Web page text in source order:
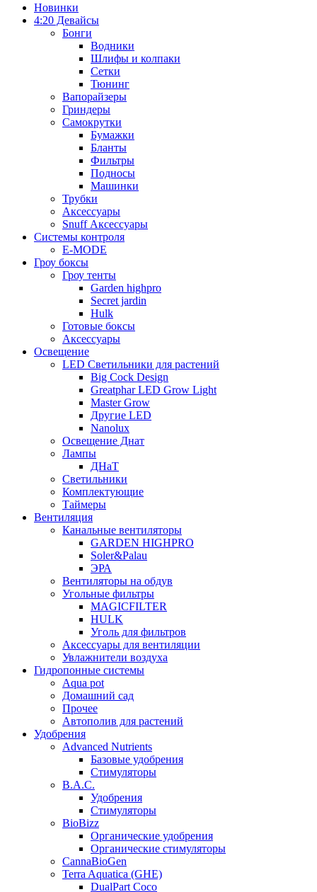
Новинки
4:20 Девайсы
Бонги
Водники
Шлифы и колпаки
Сетки
Тюнинг
Вапорайзеры
Гриндеры
Самокрутки
Бумажки
Бланты
Фильтры
Подносы
Машинки
Трубки
Аксессуары
Snuff Аксессуары
Системы контроля
E-MODE
Гроу боксы
Гроу тенты
Garden highpro
Secret jardin
Hulk
Готовые боксы
Аксессуары
Освещение
LED Светильники для растений
Big Cock Design
Greatphar LED Grow Light
Master Grow
Другие LED
Nanolux
Освещение Днат
Лампы
ДНаТ
Светильники
Комплектующие
Таймеры
Вентиляция
Канальные вентиляторы
GARDEN HIGHPRO
Soler&Palau
ЭРА
Вентиляторы на обдув
Угольные фильтры
MAGICFILTER
HULK
Уголь для фильтров
Аксессуары для вентиляции
Увлажнители воздуха
Гидропонные системы
Aqua pot
Домашний сад
Прочее
Автополив для растений
Удобрения
Advanced Nutrients
Базовые удобрения
Стимуляторы
B.A.C.
Удобрения
Стимуляторы
BioBizz
Органические удобрения
Органические стимуляторы
CannaBioGen
Terra Aquatica (GHE)
DualPart Coco